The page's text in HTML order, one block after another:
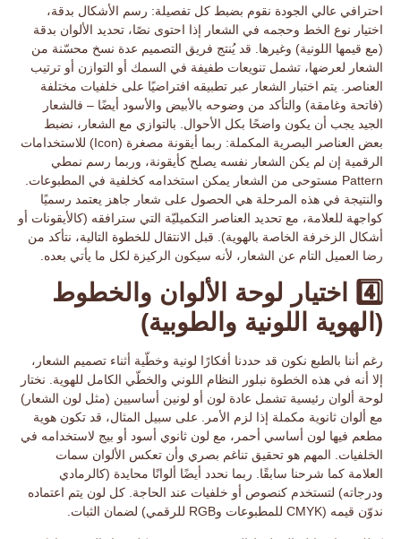
احترافي عالي الجودة نقوم بضبط كل تفصيلة: رسم الأشكال بدقة،
اختيار نوع الخط وحجمه في الشعار إذا احتوى نصًا، تحديد الألوان بدقة
(مع قيمها اللونية) وغيرها. قد يُنتج فريق التصميم عدة نسخ محسّنة من
الشعار لعرضها، تشمل تنويعات طفيفة في السمك أو التوازن أو ترتيب
العناصر. يتم اختبار الشعار عبر تطبيقه افتراضيًا على خلفيات مختلفة
(فاتحة وغامقة) والتأكد من وضوحه بالأبيض والأسود أيضًا – فالشعار
الجيد يجب أن يكون واضحًا بكل الأحوال. بالتوازي مع الشعار، نضبط
بعض العناصر البصرية المكملة
: ربما أيقونة مصغرة (Icon) للاستخدامات
الرقمية إن لم يكن الشعار نفسه يصلح كأيقونة، وربما رسم نمطي
Pattern مستوحى من الشعار يمكن استخدامه كخلفية في المطبوعات.
والنتيجة في هذه المرحلة هي الحصول على شعار جاهز يعتمد رسميًا
كواجهة للعلامة، مع تحديد العناصر التكميليّة التي سترافقه (كالأيقونات أو
أشكال الزخرفة الخاصة بالهوية). قبل الانتقال للخطوة التالية، نتأكد من
رضا العميل التام عن الشعار، لأنه سيكون الركيزة لكل ما يأتي بعده.
4️⃣ اختيار لوحة الألوان والخطوط
(الهوية اللونية والطوبية)
رغم أننا بالطبع نكون قد حددنا أفكارًا لونية وخطّية أثناء تصميم الشعار،
إلا أنه في هذه الخطوة نبلور النظام اللوني والخطّي الكامل للهوية. نختار
لوحة ألوان رئيسية تشمل عادة لون أو لونين أساسيين (مثل لون الشعار)
مع ألوان ثانوية مكملة إذا لزم الأمر. على سبيل المثال، قد تكون هوية
مطعم فيها لون أساسي أحمر، مع لون ثانوي أسود أو بيج لاستخدامه في
الخلفيات. المهم هو تحقيق تناغم بصري وأن تعكس الألوان سمات
العلامة كما شرحنا سابقًا. ربما نحدد أيضًا ألوانًا محايدة (كالرمادي
ودرجاته) لتستخدم كنصوص أو خلفيات عند الحاجة. كل لون يتم اعتماده
ندوّن قيمه (CMYK للمطبوعات وRGB للرقمي) لضمان الثبات.